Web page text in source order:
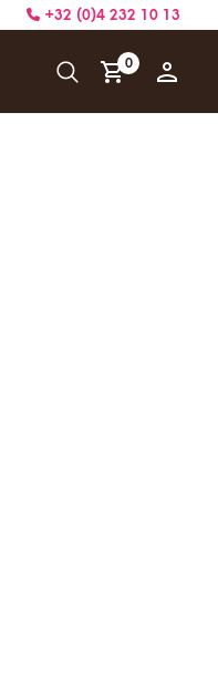
+32 (0)4 232 10 13
0